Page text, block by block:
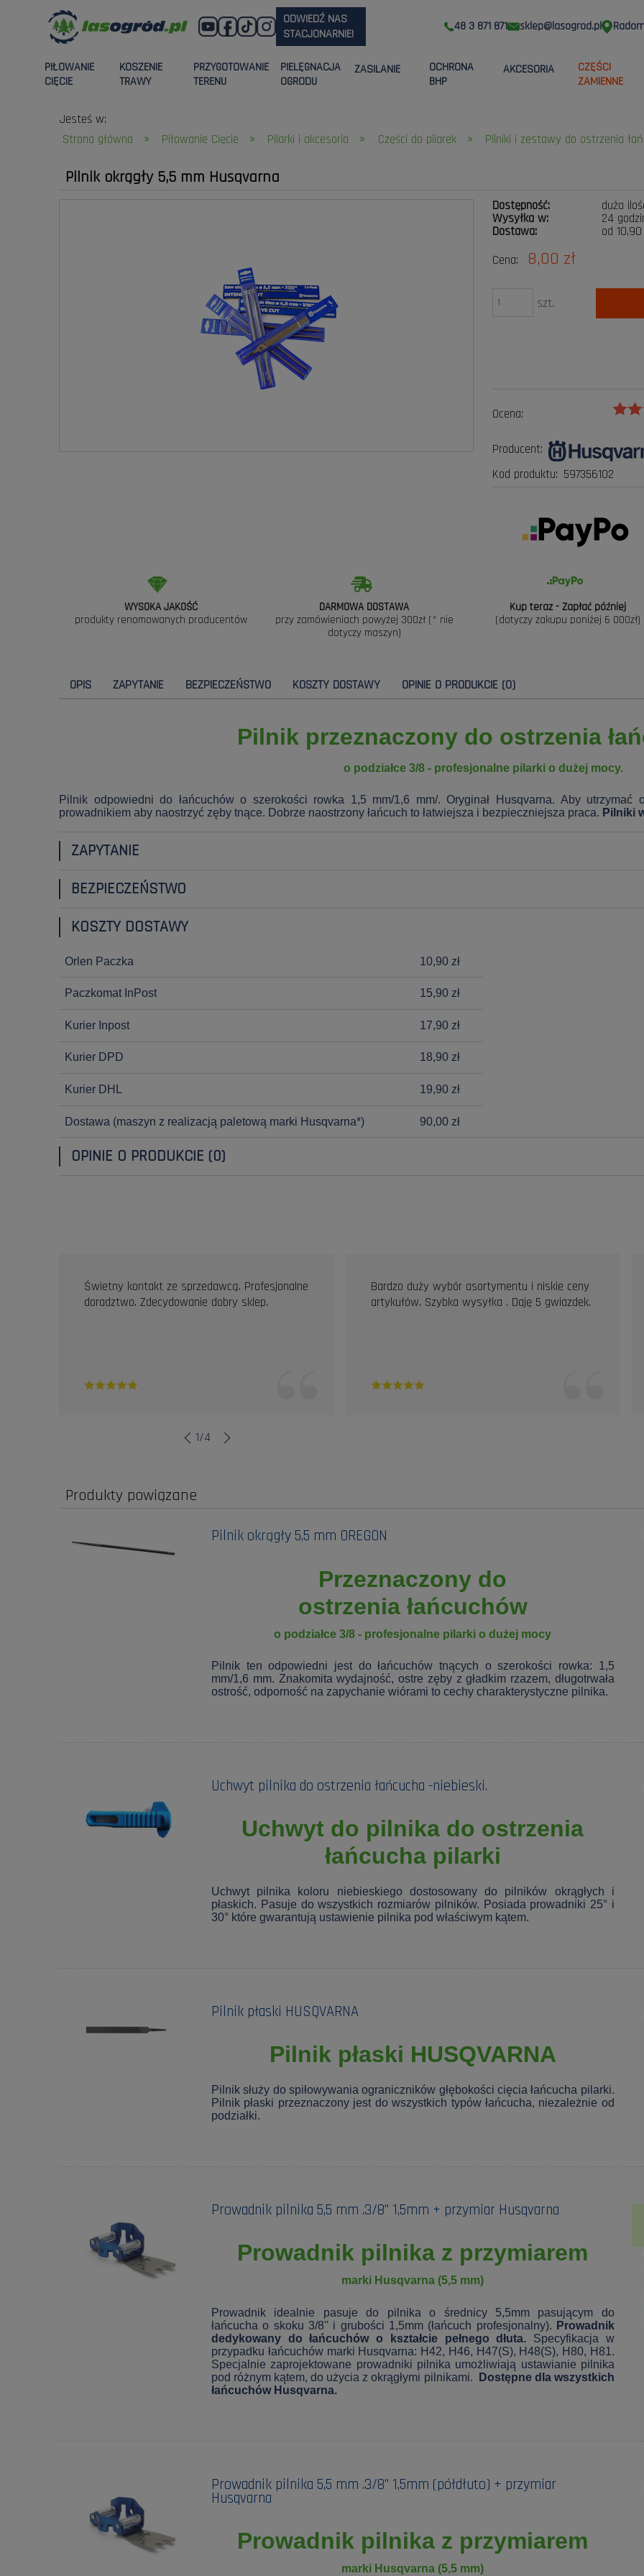
48 3 871 871 sklep@lasogrod.pl
ODWIEDŹ NAS
STACJONARNIE!
PIŁOWANIE
CIĘCIE
KOSZENIE
TRAWY
PRZYGOTOWANIE
TERENU
PIELĘGNACJA
OGRODU
ZASILANIE
OCHRONA
BHP
AKCESORIA
CZĘŚCI
ZAMIENNE
Jesteś w:
Strona główna
» Piłowanie Cięcie » Pilarki i akcesoria » Części do pilarek » Pilniki i zestawy do ostrzenia
Pilnik okrągły 5,5 mm Husqvarna
Dostępność:
duża
Wysyłka w:
24
Dostawa:
od 10,90
Cena nie zawiera
Cena: 8,00 zł
szt.
Ocena:
Producent:
Kod produktu: 597356102
WYSOKA JAKOŚĆ
produkty renomowanych producentów
DARMOWA DOSTAWA
przy zamówieniach powyżej 300zł (* nie
dotyczy maszyn)
Kup teraz - Zapłać później
(dotyczy zakupu poniżej 6 000zł)
OPIS ZAPYTANIE BEZPIECZEŃSTWO KOSZTY DOSTAWY OPINIE O PRODUKCIE (0)
Pilnik przeznaczony do ostrzenia
o podziałce 3/8 - profesjonalne pilarki o dużej mocy.
Pilnik odpowiedni do łańcuchów o szerokości rowka 1,5 mm/1,6 mm/. Oryginał Husqvarna. Aby utrzymać
prowadnikiem aby naostrzyć zęby tnące. Dobrze naostrzony łańcuch to łatwiejsza i bezpieczniejsza praca. Pilniki
ZAPYTANIE
BEZPIECZEŃSTWO
KOSZTY DOSTAWY
Orlen Paczka 10,90 zł
Paczkomat InPost 15,90 zł
Kurier Inpost 17,90 zł
Kurier DPD 18,90 zł
Kurier DHL 19,90 zł
Dostawa (maszyn z realizacją paletową marki Husqvarna*) 90,00 zł
OPINIE O PRODUKCIE (0)
Świetny kontakt ze sprzedawcą. Profesjonalne
doradztwo. Zdecydowanie dobry sklep.
Bardzo duży wybór asortymentu i niskie ceny
artykułów. Szybka wysyłka . Daję 5 gwiazdek.
1/4
Produkty powiązane
Pilnik okrągły 5,5 mm OREGON
Przeznaczony do
ostrzenia łańcuchów
o podziałce 3/8 - profesjonalne pilarki o dużej mocy
Pilnik ten odpowiedni jest do łańcuchów tnących o szerokości rowka: 1,5
mm/1,6 mm. Znakomita wydajność, ostre zęby z gładkim rzazem, długotrwała
ostrość, odporność na zapychanie wiórami to cechy charakterystyczne pilnika.
Uchwyt pilnika do ostrzenia łańcucha -niebieski.
Uchwyt do pilnika do ostrzenia
łańcucha pilarki
Uchwyt pilnika koloru niebieskiego dostosowany do pilników okrągłych i
płaskich. Pasuje do wszystkich rozmiarów pilników. Posiada prowadniki 25° i
30° które gwarantują ustawienie pilnika pod właściwym kątem.
Pilnik płaski HUSQVARNA
Pilnik płaski HUSQVARNA
Pilnik służy do spiłowywania ograniczników głębokości cięcia łańcucha pilarki.
Pilnik płaski przeznaczony jest do wszystkich typów łańcucha, niezależnie od
podziałki.
Prowadnik pilnika 5,5 mm .3/8" 1,5mm + przymiar Husqvarna
Prowadnik pilnika z przymiarem
marki Husqvarna (5,5 mm)
Prowadnik idealnie pasuje do pilnika o średnicy 5,5mm pasującym do
łańcucha o skoku 3/8'' i grubości 1,5mm (łańcuch profesjonalny). Prowadnik
dedykowany do łańcuchów o kształcie pełnego dłuta. Specyfikacja w
przypadku łańcuchów marki Husqvarna: H42, H46, H47(S), H48(S), H80, H81.
Specjalnie zaprojektowane prowadniki pilnika umożliwiają ustawianie pilnika
pod różnym kątem, do użycia z okrągłymi pilnikami.
Dostępne dla wszystkich
łańcuchów Husqvarna.
Jeżeli produkt jest
dni, wyświetlana
momentu, kiedy
Prowadnik pilnika 5,5 mm .3/8" 1,5mm (półdłuto) + przymiar
Husqvarna
Prowadnik pilnika z przymiarem
marki Husqvarna (5,5 mm)